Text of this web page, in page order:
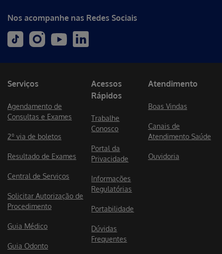
Nos acompanhe nas Redes Sociais
Serviços
Agendamento de
Consultas e Exames
2º via de boletos
Resultado de Exames
Central de Serviços
Solicitar Autorização de
Procedimento
Guia Médico
Guia Odonto
Acessos
Rápidos
Trabalhe
Conosco
Portal da
Privacidade
Informações
Regulatórias
Portabilidade
Dúvidas
Frequentes
Atendimento
Boas Vindas
Canais de
Atendimento Saúde
Ouvidoria